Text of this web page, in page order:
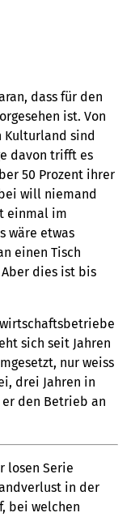
dass für den
ist. Von
Kulturland sind
davon trifft es
50 Prozent ihrer
will niemand
einmal im
wäre etwas
einen Tisch
Aber dies ist bis
sich seit Jahren
nur weiss
drei Jahren in
er den Betrieb an
losen Serie
in der
bei welchen